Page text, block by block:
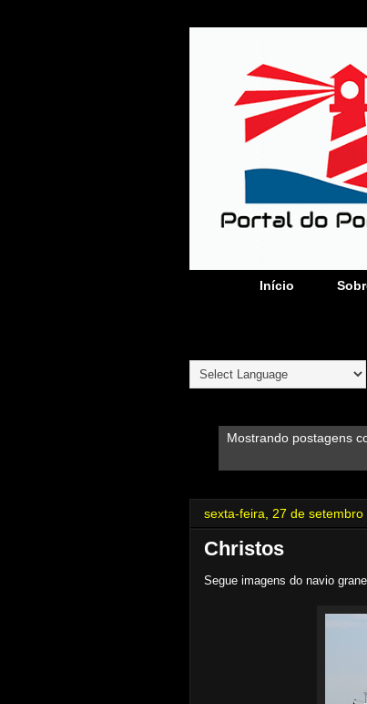
Início
Mostrando postagens
sexta-feira, 27 de setembro
Christos
Segue imagens do navio